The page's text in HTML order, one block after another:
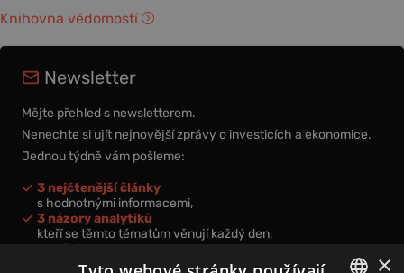
Knihovna vědomostí
Newsletter
Mějte přehled s newsletterem.
Nenechte si ujít nejnovější zprávy o investicích a ekonomice.
Jednou týdně vám pošleme:
3 nejčtenější články
s hodnotnými informacemi,
3 názory analytiků
kteří se těmto tématům věnují každý den,
k prohloubení vašich znalostí.
×